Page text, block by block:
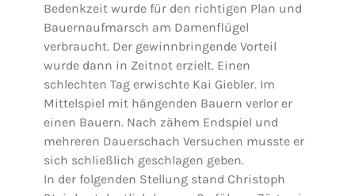
Bedenkzeit wurde für den richtigen Plan und
Bauernaufmarsch am Damenflügel
verbraucht. Der gewinnbringende Vorteil
wurde dann in Zeitnot erzielt. Einen
schlechten Tag erwischte Kai Giebler. Im
Mittelspiel mit hängenden Bauern verlor er
einen Bauern. Nach zähem Endspiel und
mehreren Dauerschach Versuchen musste er
sich schließlich geschlagen geben.
In der folgenden Stellung stand Christoph